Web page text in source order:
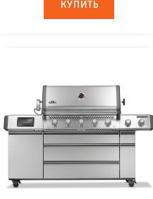
КУПИТЬ
КУПИТЬ